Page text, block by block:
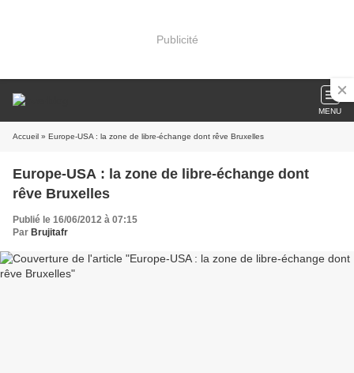
Publicité
MENU
Accueil » Europe-USA : la zone de libre-échange dont rêve Bruxelles
Europe-USA : la zone de libre-échange dont
rêve Bruxelles
Publié le 16/06/2012 à 07:15
Par Brujitafr